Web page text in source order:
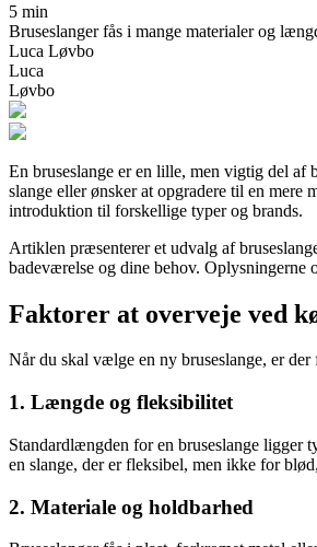
5 min
Bruseslanger fås i mange materialer og
Luca Løvbo
Luca
Løvbo
En bruseslange er en lille, men vigtig del af
slange eller ønsker at opgradere til en
introduktion til forskellige typer og brands.
Artiklen præsenterer et udvalg af
badeværelse og dine behov. Oplysningerne
Faktorer at overveje ved
Når du skal vælge en ny bruseslange, er
1. Længde og fleksibilitet
Standardlængden for en bruseslange ligger
en slange, der er fleksibel, men ikke for
2. Materiale og holdbarhed